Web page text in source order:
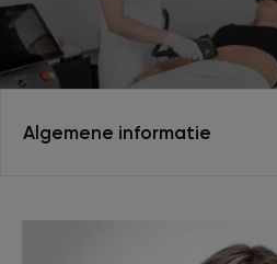
Algemene informatie
Populaire zones